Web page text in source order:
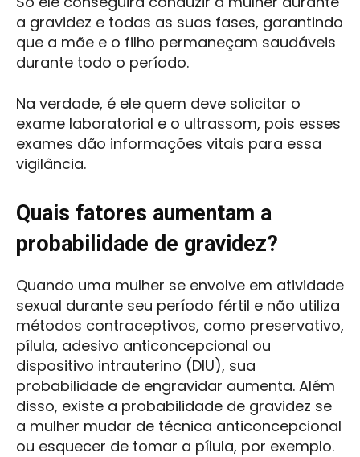
a gravidez e todas as suas fases, garantindo
que a mãe e o filho permaneçam saudáveis ​​
durante todo o período.
Na verdade, é ele quem deve solicitar o
exame laboratorial e o ultrassom, pois esses
exames dão informações vitais para essa
vigilância.
Quais fatores aumentam a
probabilidade de gravidez?
Quando uma mulher se envolve em atividade
sexual durante seu período fértil e não utiliza
métodos contraceptivos, como preservativo,
pílula, adesivo anticoncepcional ou
dispositivo intrauterino (DIU), sua
probabilidade de engravidar aumenta. Além
disso, existe a probabilidade de gravidez se
a mulher mudar de técnica anticoncepcional
ou esquecer de tomar a pílula, por exemplo.